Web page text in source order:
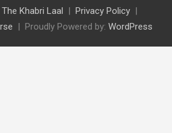
The Khabri Laal
Privacy Policy
Proudly Powered by: WordPress